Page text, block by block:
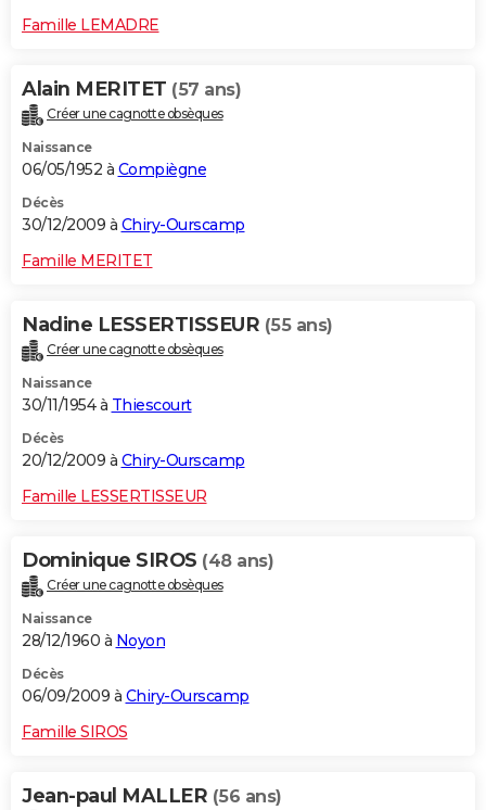
Famille LEMADRE
Alain MERITET (57 ans)
Créer une cagnotte obsèques
Naissance
06/05/1952 à Compiègne
Décès
30/12/2009 à Chiry-Ourscamp
Famille MERITET
Nadine LESSERTISSEUR (55 ans)
Créer une cagnotte obsèques
Naissance
30/11/1954 à Thiescourt
Décès
20/12/2009 à Chiry-Ourscamp
Famille LESSERTISSEUR
Dominique SIROS (48 ans)
Créer une cagnotte obsèques
Naissance
28/12/1960 à Noyon
Décès
06/09/2009 à Chiry-Ourscamp
Famille SIROS
Jean-paul MALLER (56 ans)